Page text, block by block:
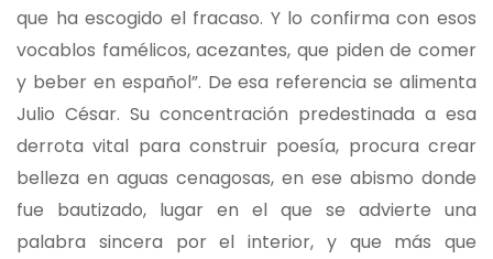
que ha escogido el fracaso. Y lo confirma con esos
vocablos famélicos, acezantes, que piden de comer
y beber en español”. De esa referencia se alimenta
Julio César. Su concentración predestinada a esa
derrota vital para construir poesía, procura crear
belleza en aguas cenagosas, en ese abismo donde
fue bautizado, lugar en el que se advierte una
palabra sincera por el interior, y que más que